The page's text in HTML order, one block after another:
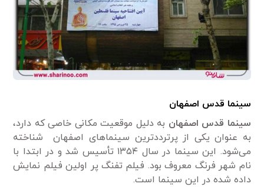
سینما قدس اصفهان
سینما قدس اصفهان به دلیل موقعیت مکانی خاصی که دارد،
به عنوان یکی از پرترددترین سینماهای اصفهان شناخته
می‌شود. این سینما در سال ۱۳۵۴ تأسیس شد و در ابتدا با
نام شهر فرنگ معروف بود. فیلم تفنگ پر اولین فیلم نمایش
داده شده در این سینما است.